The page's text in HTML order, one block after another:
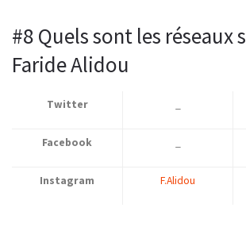
#8 Quels sont les réseaux
Faride Alidou
Twitter
Facebook
Instagram F.Alidou